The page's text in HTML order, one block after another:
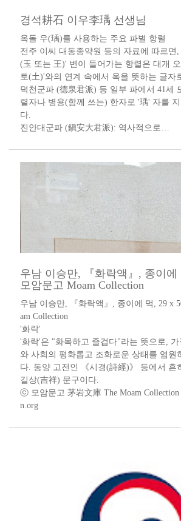
경석耕石 이우李瑀 선생님
​옥돌 우(瑀)를 사용하는 주요 파별 항렬
전주 이씨 대동종약원 등의 자료에 따르면
(玉 또는 王)' 변이 들어가는 항렬은 대개
토(土)'와의 연계 속에서 옥을 뜻하는 글자
덕천군파 (德泉君派) 등 일부 파에서 41세
렬자나 병용(함께 쓰는) 한자로 '瑀' 자를
다.
진안대군파 (鎭安大君派): 역사적으로…
우남 이승만, 『화락액』, 종이에
모암문고 Moam Collection
우남 이승만, 『화락액』, 종이에 먹, 29 x
am Collection
​'화락'
'화락'은 "화목하고 즐겁다"라는 뜻으로,
와 사회의 평화롭고 조화로운 상태를 염원
다. 동양 고전인 《시경(詩經)》 등에서 흔
길상(吉祥) 문구이다.
ⓒ 모암문고 茅岩文庫 The Moam Collection
n.org​​